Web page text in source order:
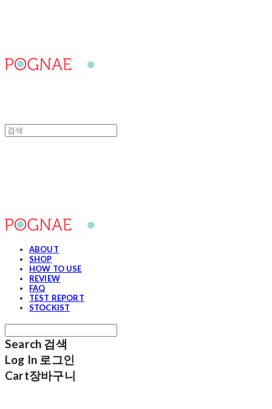
ABOUT
SHOP
HOW TO USE
REVIEW
FAQ
TEST REPORT
STOCKIST
Search 검색
Log In 로그인
Cart장바구니